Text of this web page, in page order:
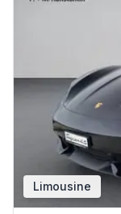
Limousine